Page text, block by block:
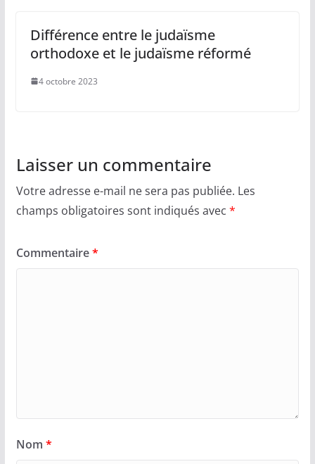
Différence entre le judaïsme
orthodoxe et le judaïsme réformé
4 octobre 2023
Laisser un commentaire
Votre adresse e-mail ne sera pas publiée. Les
champs obligatoires sont indiqués avec *
Commentaire*
Nom *